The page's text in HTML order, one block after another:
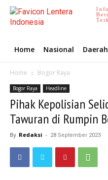
Home Nasional Daerah
Home Bogor Raya
Bogor Raya Headline
Pihak Kepolisian
Tawuran di Rumpin
By Redaksi - 28 September 2023